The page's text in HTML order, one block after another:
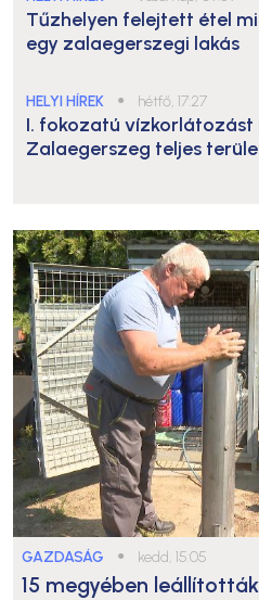
Tűzhelyen felejtett étel
egy zalaegerszegi lakás
HELYI HÍREK ● hétfő, 17:27
I. fokozatú vízkorlátozást
Zalaegerszeg teljes
GAZDASÁG ● kedd, 15:05
15 megyében